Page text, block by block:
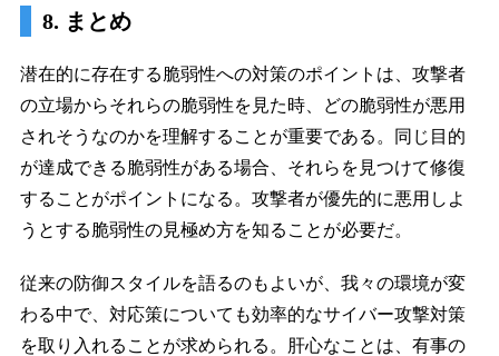
8. まとめ
潜在的に存在する脆弱性への対策のポイントは、攻撃者
の立場からそれらの脆弱性を見た時、どの脆弱性が悪用
されそうなのかを理解することが重要である。同じ目的
が達成できる脆弱性がある場合、それらを見つけて修復
することがポイントになる。攻撃者が優先的に悪用しよ
うとする脆弱性の見極め方を知ることが必要だ。
従来の防御スタイルを語るのもよいが、我々の環境が変
わる中で、対応策についても効率的なサイバー攻撃対策
を取り入れることが求められる。肝心なことは、有事の